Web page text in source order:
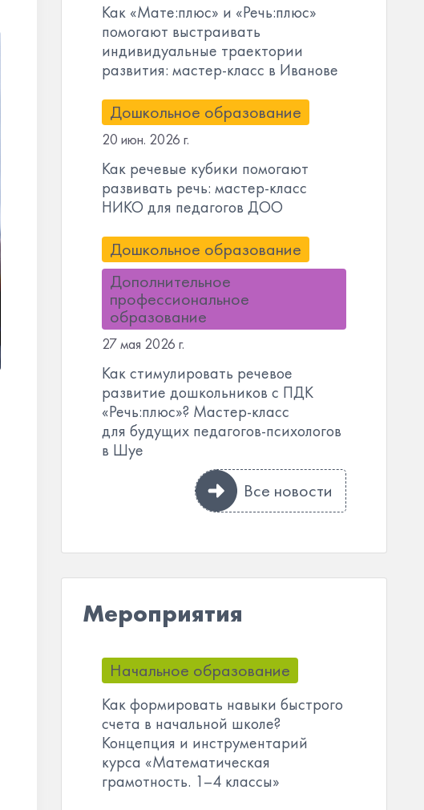
Как «Мате:плюс» и «Речь:плюс»
помогают выстраивать
индивидуальные траектории
развития: мастер-класс в Иванове
Дошкольное образование
20 июн. 2026 г.
Как речевые кубики помогают
развивать речь: мастер-класс
НИКО для педагогов ДОО
Дошкольное образование
Дополнительное
профессиональное
образование
27 мая 2026 г.
Как стимулировать речевое
развитие дошкольников с ПДК
«Речь:плюс»? Мастер-класс
для будущих педагогов-психологов
в Шуе
Все новости
Мероприятия
Начальное образование
Как формировать навыки быстрого
счета в начальной школе?
Концепция и инструментарий
курса «Математическая
грамотность. 1–4 классы»